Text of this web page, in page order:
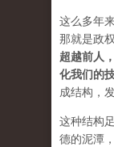
这么多年
那就是政
超越前人
化我们的
成结构，
这种结构
德的泥潭